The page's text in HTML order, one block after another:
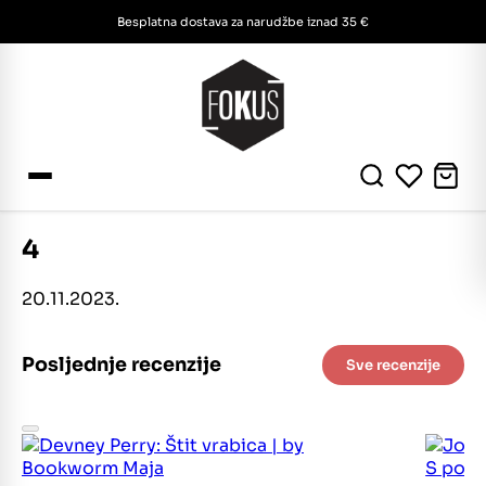
Besplatna dostava za narudžbe iznad 35 €
4
20.11.2023.
Posljednje recenzije Sve recenzije